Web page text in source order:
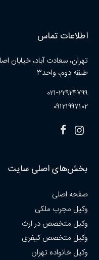
اطلاعات تماس
طبقه دوم، واحد۳
۰۲۱-۲۲۹۲۴۷۹۹
۰۹۱۲۱۹۹۷۱۰۲
بخش‌های اصلی سایت
صفحه اصلی
وکیل مجرب ملکی
وکیل متخصص در ارث
وکیل متخصص کیفری
وکیل خانواده تهران